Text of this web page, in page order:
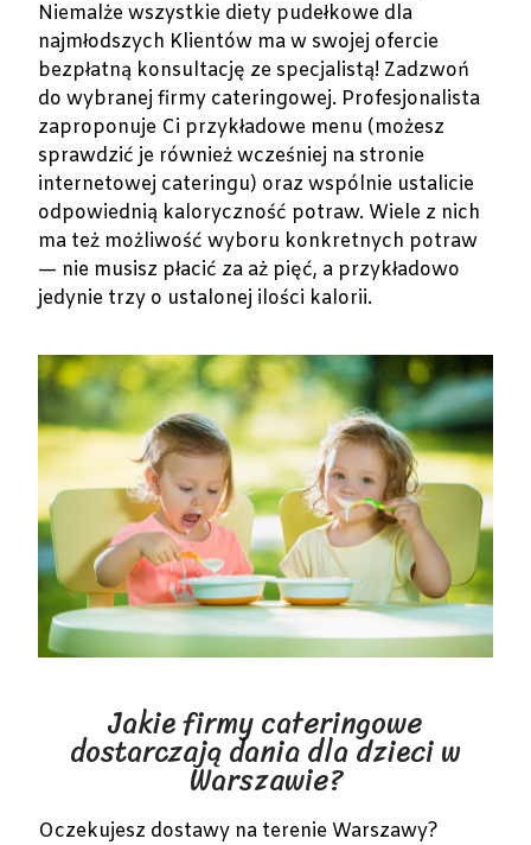
Niemalże wszystkie diety pudełkowe dla
najmłodszych Klientów ma w swojej ofercie
bezpłatną konsultację ze specjalistą! Zadzwoń
do wybranej firmy cateringowej. Profesjonalista
zaproponuje Ci przykładowe menu (możesz
sprawdzić je również wcześniej na stronie
internetowej cateringu) oraz wspólnie ustalicie
odpowiednią kaloryczność potraw. Wiele z nich
ma też możliwość wyboru konkretnych potraw
— nie musisz płacić za aż pięć, a przykładowo
jedynie trzy o ustalonej ilości kalorii.
Jakie firmy cateringowe
dostarczają dania dla dzieci w
Warszawie?
Oczekujesz dostawy na terenie Warszawy?